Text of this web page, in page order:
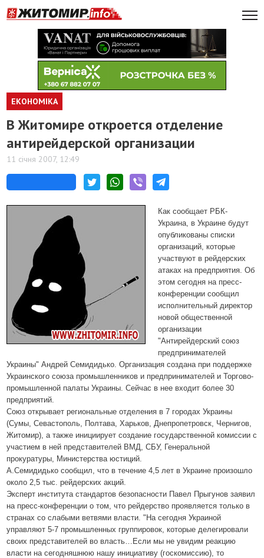
ЕКОНОМІКА
В Житомире откроется отделение
антирейдерской организации
11 січня 2007, 12:49
Как сообщает РБК-
Украина, в Украине будут
опубликованы списки
организаций, которые
участвуют в рейдерских
атаках на предприятия. Об
этом сегодня на пресс-
конференции сообщил
исполнительный директор
новой общественной
организации
"Антирейдерский союз
предпринимателей
Украины" Андрей Семидидько. Организация создана при поддержке
Украинского союза промышленников и предпринимателей и Торгово-
промышленной палаты Украины. Сейчас в нее входит более 30
предприятий.
Союз открывает региональные отделения в 7 городах Украины
(Сумы, Севастополь, Полтава, Харьков, Днепропетровск, Чернигов,
Житомир), а также инициирует создание государственной комиссии с
участием в ней представителей ВМД, СБУ, Генеральной
прокуратуры, Министерства юстиций.
А.Семидидько сообщил, что в течение 4,5 лет в Украине произошло
около 2,5 тыс. рейдерских акций.
Эксперт института стандартов безопасности Павел Прыгунов заявил
на пресс-конференции о том, что рейдерство проявляется только в
странах со слабыми ветвями власти. "На сегодня Украиной
управляют 5-7 промышленных группировок, которые делегировали
своих представителей во власть…Если мы не увидим реакцию
власти на сегодняшнюю нашу инициативу (госкомиссию), то